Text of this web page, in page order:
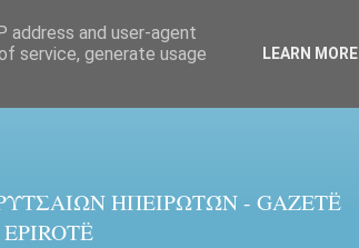
ΗΠΕΙΡΩΤΏΝ - GAZETË
address and user-agent
service, generate usage
LEARN MORE